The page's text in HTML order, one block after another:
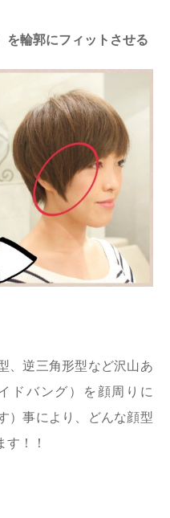
を輪郭にフィットさせる
、逆三角形型など沢山あ
ドバング）を顔周りに
）事により、どんな顔型
！！